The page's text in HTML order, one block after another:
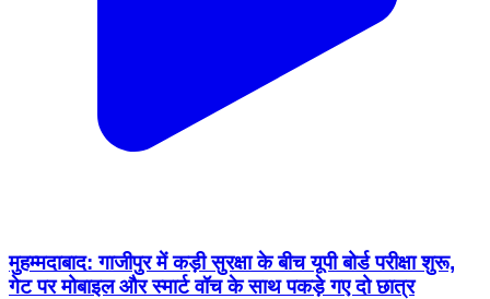
मुहम्मदाबाद: गाजीपुर में कड़ी सुरक्षा के बीच यूपी बोर्ड परीक्षा शुरू,
गेट पर मोबाइल और स्मार्ट वॉच के साथ पकड़े गए दो छात्र